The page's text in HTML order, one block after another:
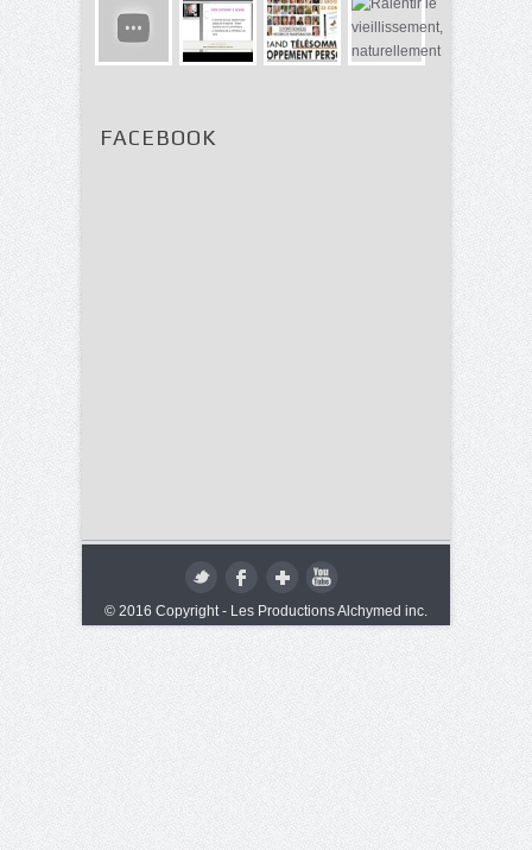
FACEBOOK
© 2016 Copyright - Les Productions Alchymed inc.